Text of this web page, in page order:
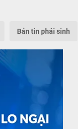
Bản tin phái sinh